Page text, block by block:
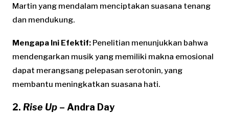
Martin yang mendalam menciptakan suasana tenang
dan mendukung.
Mengapa Ini Efektif: Penelitian menunjukkan bahwa
mendengarkan musik yang memiliki makna emosional
dapat merangsang pelepasan serotonin, yang
membantu meningkatkan suasana hati.
2. Rise Up – Andra Day